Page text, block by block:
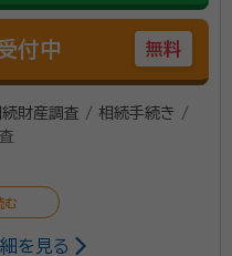
付中 無料
財産調査 / 相続手続き /
を見る